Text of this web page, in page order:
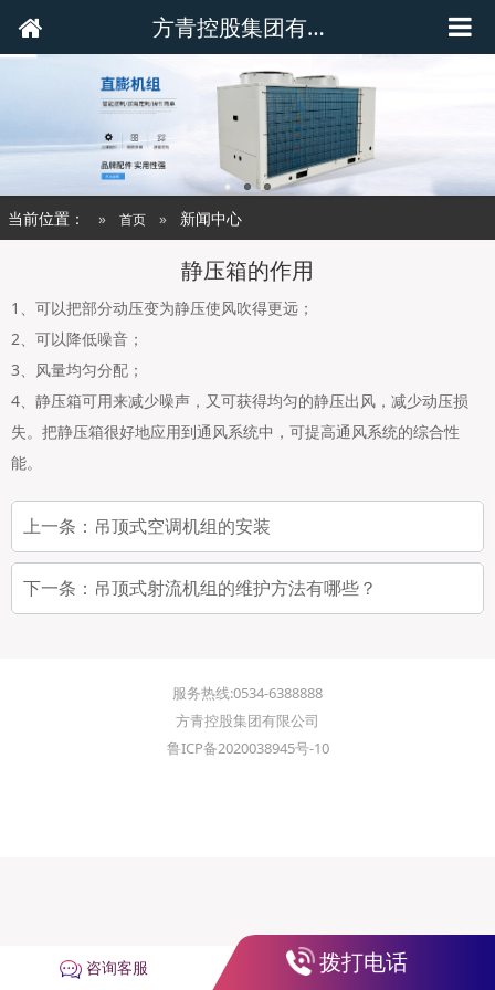
方青控股集团有限公司
当前位置： 首页 新闻中心
静压箱的作用
1、可以把部分动压变为静压使风吹得更远；
2、可以降低噪音；
3、风量均匀分配；
4、静压箱可用来减少噪声，又可获得均匀的静压出风，减少动压损
失。把静压箱很好地应用到通风系统中，可提高通风系统的综合性
能。
上一条： 吊顶式空调机组的安装
下一条： 吊顶式射流机组的维护方法有哪些？
服务热线:0534-6388888
方青控股集团有限公司
鲁ICP备2020038945号-10
咨询客服 拨打电话